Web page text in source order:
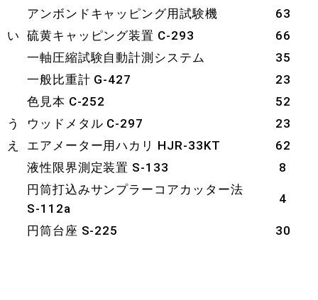
アンボンドキャッピング用試験機
63
い 硫黄キャッピング装置 C-293
66
一軸圧縮試験自動計測システム
35
一般比重計 G-427
23
色見本 C-252
52
う
ウッドメタル C-297
23
え
エアメーター用ハカリ HJR-33KT
62
液性限界測定装置 S-133
8
円筒打込みサンプラーコアカッター法
S-112a
4
円筒台座 S-225 30